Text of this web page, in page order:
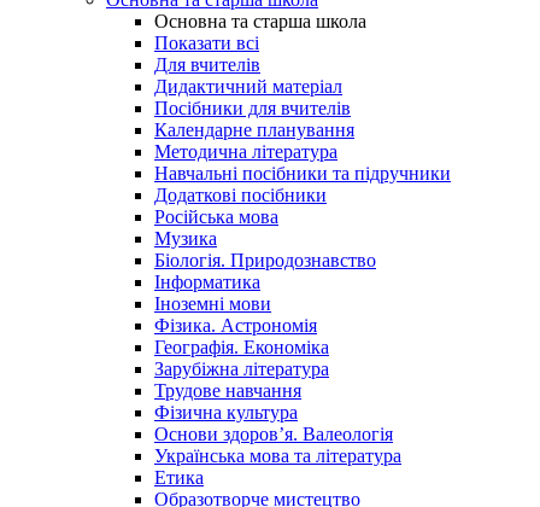
Основна та старша школа
Показати всі
Для вчителів
Дидактичний матеріал
Посібники для вчителів
Календарне планування
Методична література
Навчальні посібники та підручники
Додаткові посібники
Російська мова
Музика
Біологія. Природознавство
Інформатика
Іноземні мови
Фізика. Астрономія
Географія. Економіка
Зарубіжна література
Трудове навчання
Фізична культура
Основи здоров’я. Валеологія
Українська мова та література
Етика
Образотворче мистецтво